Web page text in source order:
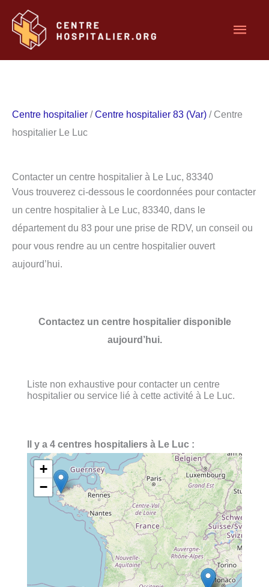
contenu
Centre hospitalier /Centre hospitalier 83 (Var) / Centre
hospitalier Le Luc
Contacter un centre hospitalier à Le Luc, 83340
Vous trouverez ci-dessous le coordonnées pour contacter
un centre hospitalier à Le Luc, 83340, dans le
département du 83 pour une prise de RDV, un conseil ou
pour vous rendre au un centre hospitalier ouvert
aujourd’hui.
Contactez un centre hospitalier disponible
aujourd’hui.
Liste non exhaustive pour contacter un centre
hospitalier ou service lié à cette activité à Le Luc.
Il y a 4 centres hospitaliers à Le Luc :
+
−